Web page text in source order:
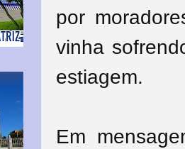
por
vinha
estiagem.
Em